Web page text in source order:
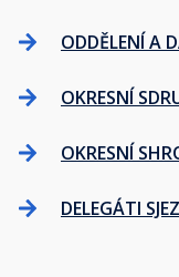
ODDĚLENÍ A
OKRESNÍ
OKRESNÍ
DELEGÁTI